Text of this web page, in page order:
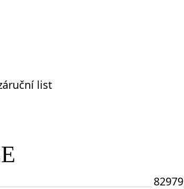
list
82979